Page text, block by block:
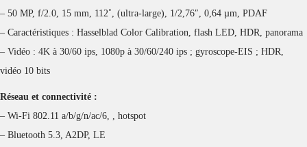
– 50 MP, f/2.0, 15 mm, 112˚, (ultra-large), 1/2,76″, 0,64 µm, PDAF
– Caractéristiques : Hasselblad Color Calibration, flash LED, HDR, panorama
– Vidéo : 4K à 30/60 ips, 1080p à 30/60/240 ips ; gyroscope-EIS ; HDR,
vidéo 10 bits
Réseau et connectivité :
– Wi-Fi 802.11 a/b/g/n/ac/6, , hotspot
– Bluetooth 5.3, A2DP, LE